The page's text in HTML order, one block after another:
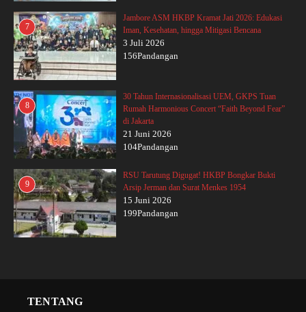
7
Jambore ASM HKBP Kramat Jati 2026: Edukasi
Iman, Kesehatan, hingga Mitigasi Bencana
3 Juli 2026
156Pandangan
8
30 Tahun Internasionalisasi UEM, GKPS Tuan
Rumah Harmonious Concert “Faith Beyond Fear”
di Jakarta
21 Juni 2026
104Pandangan
9
RSU Tarutung Digugat! HKBP Bongkar Bukti
Arsip Jerman dan Surat Menkes 1954
15 Juni 2026
199Pandangan
TENTANG